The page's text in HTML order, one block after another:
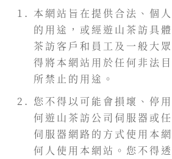
本網站旨在提供合法、個
的用途，或經遊山茶訪具
茶訪客戶和員工及一般大
得將本網站用於任何非法
所禁止的用途。
您不得以可能會損壞、停
何遊山茶訪公司伺服器或
伺服器網路的方式使用本
何人使用本網站。您不得